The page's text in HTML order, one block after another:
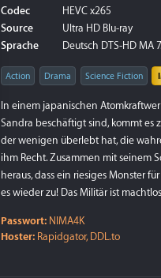
Codec
HEVC x265
Source
Ultra HD Blu-ray
Sprache
Deutsch DTS-HD MA
Action Drama Science Fiction
In einem japanischen
Sandra beschäftigt sind, kommt es
der wenigen überlebt hat, die
ihm Recht. Zusammen mit seinem
heraus, dass ein riesiges Monster
es wieder zu! Das Militär ist
Passwort: NIMA4K
Hoster: Rapidgator, DDL.to